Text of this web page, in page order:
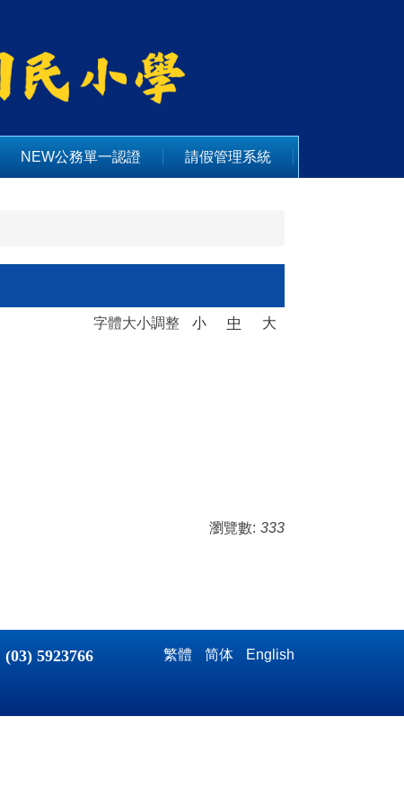
NEW公務單一認證 請假管理系統
字體大小調整 小 中
大
瀏覽數: 333
繁體 简体 English
(03) 5923766